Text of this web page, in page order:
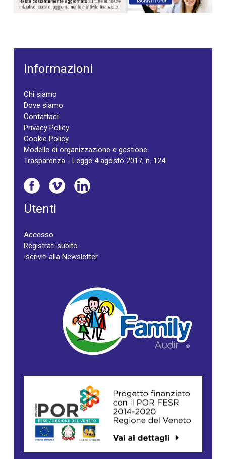
Informazioni
Chi siamo
Dove siamo
Contattaci
Privacy Policy
Cookie Policy
Modello di organizzazione e gestione
Trasparenza - Legge 4 agosto 2017, n. 124
Utenti
Accesso
Registrati subito
Iscriviti alla Newsletter